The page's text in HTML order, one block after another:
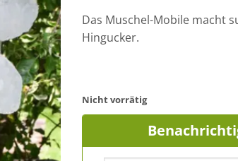
Das Muschel-Mobile macht
Hingucker.
Nicht vorrätig